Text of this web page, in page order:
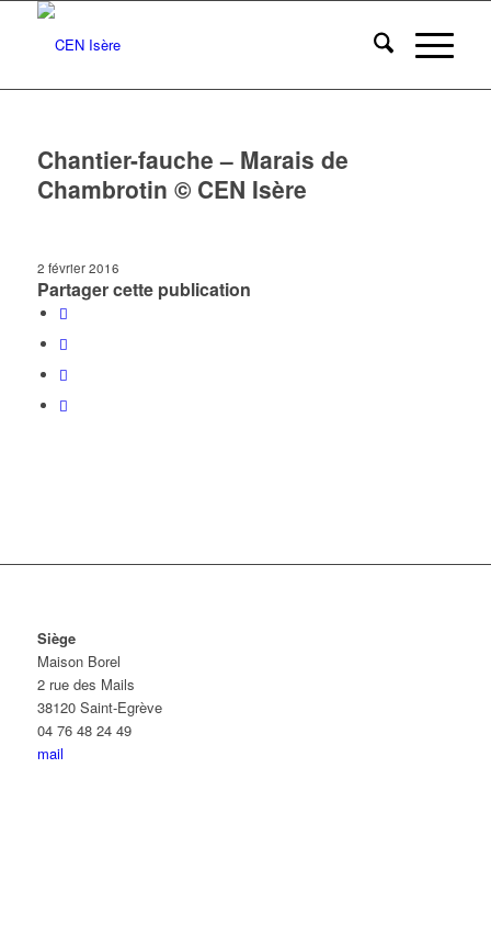
Chantier-fauche – Marais de
Chambrotin © CEN Isère
2 février 2016
Partager cette publication
Siège
Maison Borel
2 rue des Mails
38120 Saint-Egrève
04 76 48 24 49
mail